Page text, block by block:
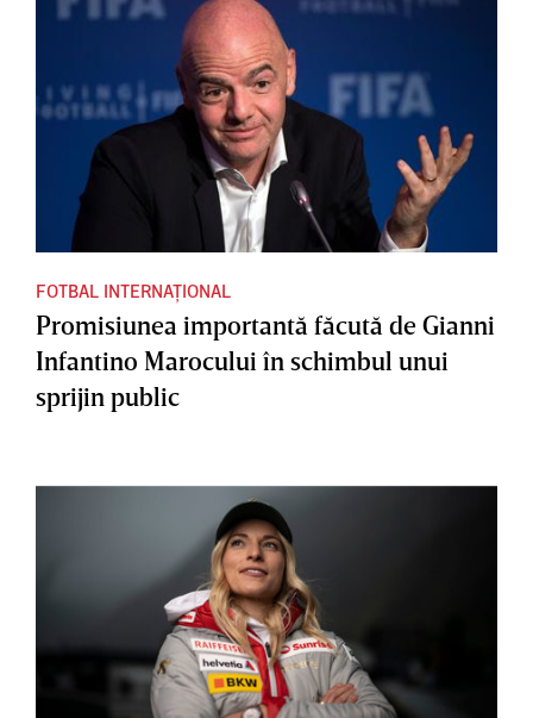
FOTBAL INTERNAȚIONAL
Promisiunea importantă făcută de Gianni
Infantino Marocului în schimbul unui
sprijin public